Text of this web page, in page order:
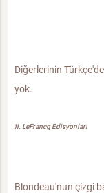
Diğerlerinin
yok.
ii. LeFrancq Edisyonları
Blondeau'nun çizgi